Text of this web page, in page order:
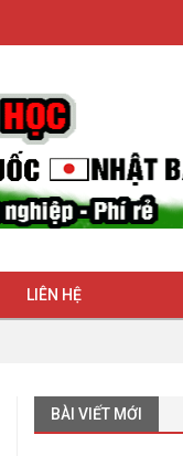
LIÊN HỆ
BÀI VIẾT MỚI